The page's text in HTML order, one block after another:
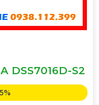
DSS7016D-S2